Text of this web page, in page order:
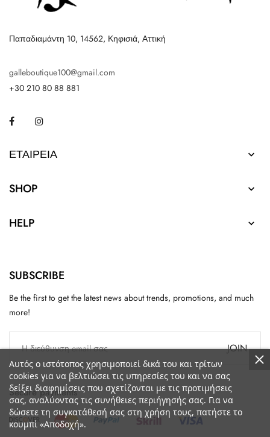
Παπαδιαμάντη 10, 14562, Κηφισιά, Αττική
galleboutique100@gmail.com
+30 210 80 88 881
Facebook
ΕΤΑΙΡΕΊΑ 
SHOP 
HELP 
SUBSCRIBE
Be the first to get the latest news about trends, promotions, and much
more!
JOIN
Secure payments
Αυτός ο ιστότοπος χρησιμοποιεί δικά του και τρίτων
cookies για να βελτιώσει τις υπηρεσίες του και να σας
δείξει διαφημίσεις που σχετίζονται με τις προτιμήσεις
σας, αναλύοντας τις συνήθειες περιήγησής σας. Για να
δώσετε τη συγκατάθεσή σας στη χρήση τους, πατήστε το
κουμπί «Αποδοχή».